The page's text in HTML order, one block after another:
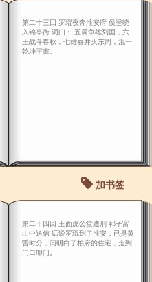
第二十三回 罗琨夜奔淮安府 侯登晓
入锦亭衙 词曰： 五霸争雄列国，六
王战斗春秋；七雄吞并灭东周，混一
乾坤宇宙。
加书签
第二十四回 玉面虎公堂遭刑 祁子富
山中送信 话说罗琨到了淮安，已是黄
昏时分，问明白了柏府的住宅，走到
门口叩问。